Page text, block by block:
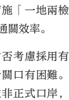
「一地兩
關效率。
考慮採用
口有困難
正式口岸